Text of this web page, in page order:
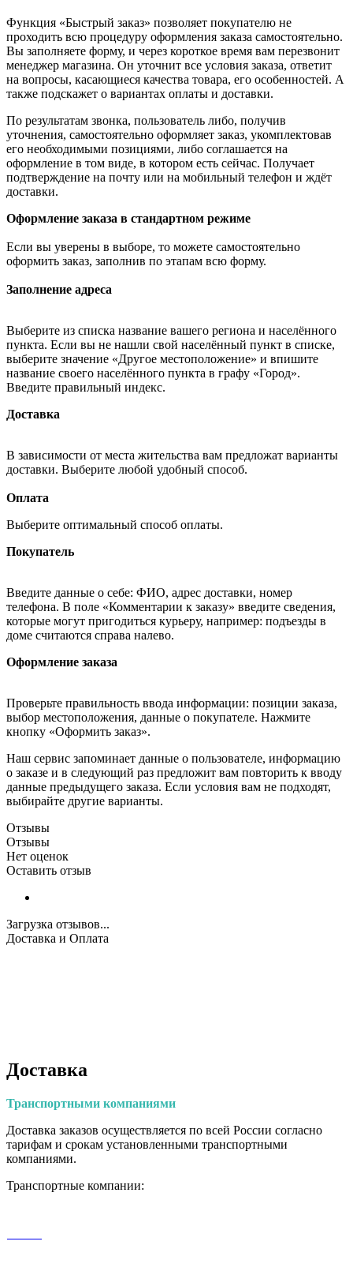
Функция «Быстрый заказ» позволяет покупателю не
проходить всю процедуру оформления заказа самостоятельно.
Вы заполняете форму, и через короткое время вам перезвонит
менеджер магазина. Он уточнит все условия заказа, ответит
на вопросы, касающиеся качества товара, его особенностей. А
также подскажет о вариантах оплаты и доставки.
По результатам звонка, пользователь либо, получив
уточнения, самостоятельно оформляет заказ, укомплектовав
его необходимыми позициями, либо соглашается на
оформление в том виде, в котором есть сейчас. Получает
подтверждение на почту или на мобильный телефон и ждёт
доставки.
Оформление заказа в стандартном режиме
Если вы уверены в выборе, то можете самостоятельно
оформить заказ, заполнив по этапам всю форму.
Заполнение адреса
Выберите из списка название вашего региона и населённого
пункта. Если вы не нашли свой населённый пункт в списке,
выберите значение «Другое местоположение» и впишите
название своего населённого пункта в графу «Город».
Введите правильный индекс.
Доставка
В зависимости от места жительства вам предложат варианты
доставки. Выберите любой удобный способ.
Оплата
Выберите оптимальный способ оплаты.
Покупатель
Введите данные о себе: ФИО, адрес доставки, номер
телефона. В поле «Комментарии к заказу» введите сведения,
которые могут пригодиться курьеру, например: подъезды в
доме считаются справа налево.
Оформление заказа
Проверьте правильность ввода информации: позиции заказа,
выбор местоположения, данные о покупателе. Нажмите
кнопку «Оформить заказ».
Наш сервис запоминает данные о пользователе, информацию
о заказе и в следующий раз предложит вам повторить к вводу
данные предыдущего заказа. Если условия вам не подходят,
выбирайте другие варианты.
Отзывы
Отзывы
Нет оценок
Оставить отзыв
Загрузка отзывов...
Доставка и Оплата
Доставка
Транспортными компаниями
Доставка заказов осуществляется по всей России согласно
тарифам и срокам установленными транспортными
компаниями.
Транспортные компании: